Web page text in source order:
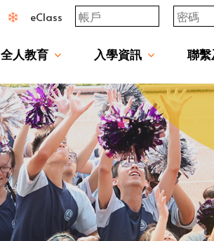
eClass
全人教育 入學資訊 聯